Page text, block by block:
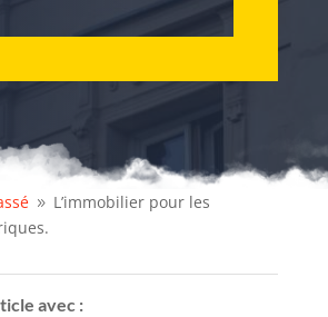
9 L’immobilier pour les
avec :